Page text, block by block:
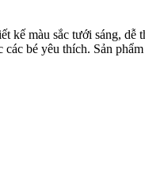
màu sắc tưới sáng,
bé yêu thích. Sản